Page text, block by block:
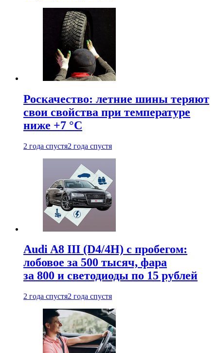
Роскачество: летние шины теряют
свои свойства при температуре
ниже +7 °C
2 года спустя2 года спустя
Audi A8 III (D4/4H) c пробегом:
лобовое за 500 тысяч, фара
за 800 и светодиоды по 15 рублей
2 года спустя2 года спустя